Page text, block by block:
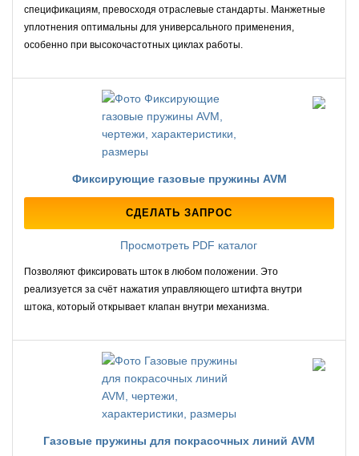
спецификациям, превосходя отраслевые стандарты. Манжетные
уплотнения оптимальны для универсального применения,
особенно при высокочастотных циклах работы.
Фиксирующие газовые пружины AVM
СДЕЛАТЬ ЗАПРОС
Просмотреть PDF каталог
Позволяют фиксировать шток в любом положении. Это
реализуется за счёт нажатия управляющего штифта внутри
штока, который открывает клапан внутри механизма.
Газовые пружины для покрасочных линий AVM